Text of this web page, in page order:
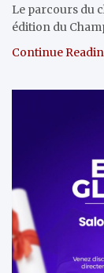
Le parcours du
édition du
Continue